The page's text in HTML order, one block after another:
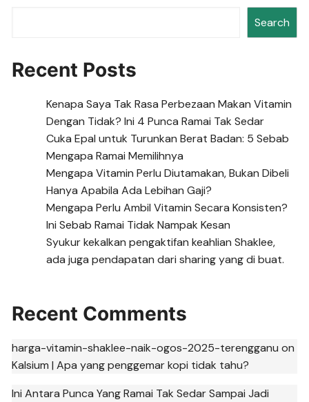
Search
Recent Posts
Kenapa Saya Tak Rasa Perbezaan Makan Vitamin
Dengan Tidak? Ini 4 Punca Ramai Tak Sedar
Cuka Epal untuk Turunkan Berat Badan: 5 Sebab
Mengapa Ramai Memilihnya
Mengapa Vitamin Perlu Diutamakan, Bukan Dibeli
Hanya Apabila Ada Lebihan Gaji?
Mengapa Perlu Ambil Vitamin Secara Konsisten?
Ini Sebab Ramai Tidak Nampak Kesan
Syukur kekalkan pengaktifan keahlian Shaklee,
ada juga pendapatan dari sharing yang di buat.
Recent Comments
harga-vitamin-shaklee-naik-ogos-2025-terengganu on
Kalsium | Apa yang penggemar kopi tidak tahu?
Ini Antara Punca Yang Ramai Tak Sedar Sampai Jadi